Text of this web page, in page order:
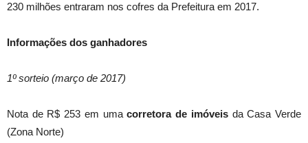
230 milhões entraram nos cofres da Prefeitura em 2017.
Informações dos ganhadores
1º sorteio (março de 2017)
Nota de R$ 253 em umacorretora de imóveis da Casa Verde
(Zona Norte)